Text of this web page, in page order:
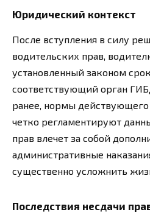
Юридический контекст
После вступления в силу
водительских прав,
установленный законом
соответствующий орган
ранее, нормы действующего
четко регламентируют
прав влечет за собой
административные
существенно усложнить
Последствия несдачи